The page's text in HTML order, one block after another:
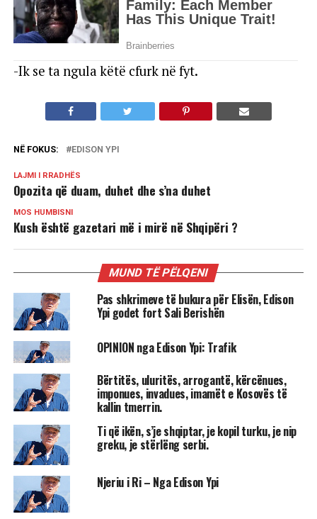
-Ik se ta ngula këtë cfurk në fyt.
NË FOKUS: EDISON YPI
LAJMI I RRADHËS
Opozita që duam, duhet dhe s’na duhet
MOS HUMBISNI
Kush është gazetari më i mirë në Shqipëri ?
MUND TË PËLQENI
Pas shkrimeve të bukura për Elisën, Edison
Ypi godet fort Sali Berishën
OPINION nga Edison Ypi: Trafik
Bërtitës, uluritës, arrogantë, kërcënues,
imponues, invadues, imamët e Kosovës të
kallin tmerrin.
Ti që ikën, s’je shqiptar, je kopil turku, je nip
greku, je stërlëng serbi.
Njeriu i Ri – Nga Edison Ypi